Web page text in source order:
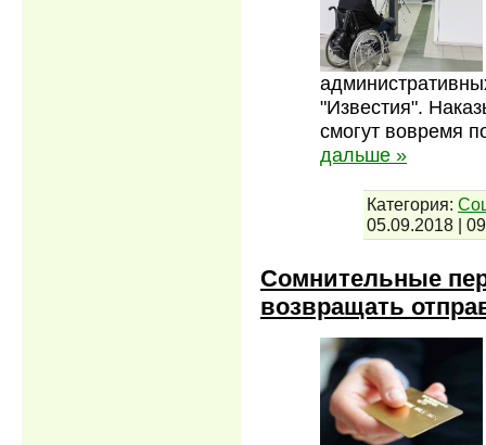
"Известия".
смогут вовремя
дальше »
Категория:
05.09.2018 |
Сомнительные
возвращать